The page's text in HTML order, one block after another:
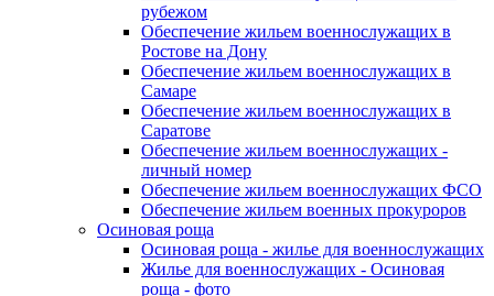
рубежом
Обеспечение жильем военнослужащих в
Ростове на Дону
Обеспечение жильем военнослужащих в
Самаре
Обеспечение жильем военнослужащих в
Саратове
Обеспечение жильем военнослужащих -
личный номер
Обеспечение жильем военнослужащих ФСО
Обеспечение жильем военных прокуроров
Осиновая роща
Осиновая роща - жилье для военнослужащих
Жилье для военнослужащих - Осиновая
роща - фото